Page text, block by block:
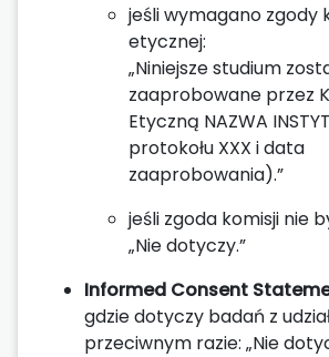
jeśli wymagano zgody
etycznej:
„Niniejsze studium
zaaprobowane przez
Etyczną NAZWA
protokołu XXX i data
zaaprobowania).”
jeśli zgoda komisji nie
„Nie dotyczy.”
Informed Consent
gdzie dotyczy badań z
przeciwnym razie: „Nie